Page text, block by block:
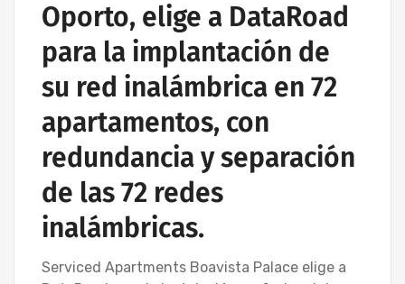
Oporto, elige a DataRoad
para la implantación de
su red inalámbrica en 72
apartamentos, con
redundancia y separación
de las 72 redes
inalámbricas.
Serviced Apartments Boavista Palace elige a